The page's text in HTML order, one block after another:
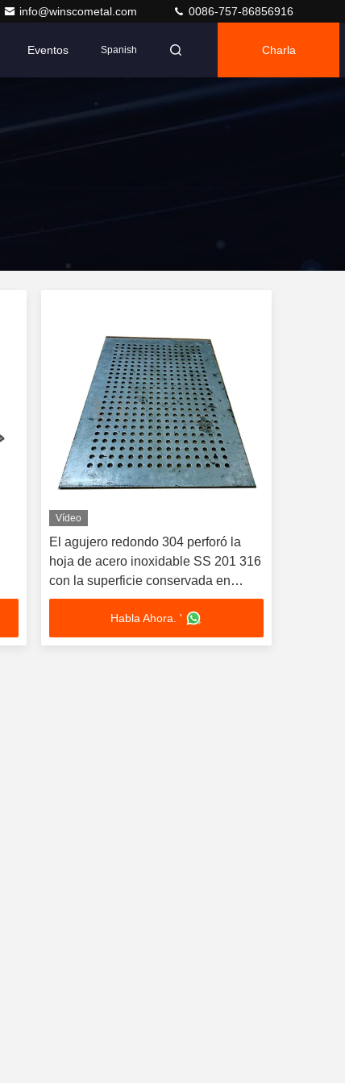
info@winscometal.com 0086-757-86856916
Eventos Spanish Charla
Vídeo
El agujero redondo 304 perforó la
hoja de acero inoxidable SS 201 316
con la superficie conservada en
vinagre
Habla Ahora. '